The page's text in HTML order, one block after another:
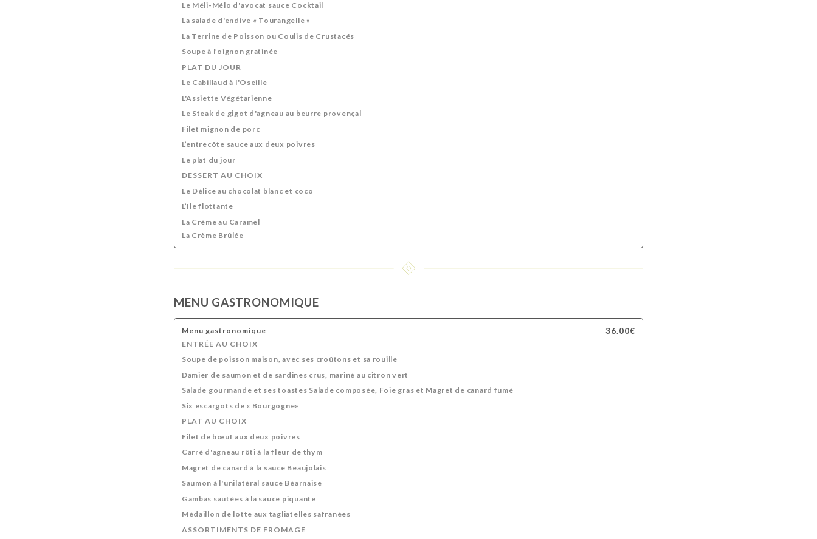
Le Méli-Mélo d'avocat sauce Cocktail
La salade d'endive « Tourangelle »
La Terrine de Poisson ou Coulis de Crustacés
Soupe à l’oignon gratinée
PLAT DU JOUR
Le Cabillaud à l'Oseille
L'Assiette Végétarienne
Le Steak de gigot d'agneau au beurre provençal
Filet mignon de porc
L’entrecôte sauce aux deux poivres
Le plat du jour
DESSERT AU CHOIX
Le Délice au chocolat blanc et coco
L’Île flottante
La Crème au Caramel
La Crème Brûlée
MENU GASTRONOMIQUE
Menu gastronomique 36.00€
ENTRÉE AU CHOIX
Soupe de poisson maison, avec ses croûtons et sa rouille
Damier de saumon et de sardines crus, mariné au citron vert
Salade gourmande et ses toastes Salade composée, Foie gras et Magret de canard fumé
Six escargots de « Bourgogne»
PLAT AU CHOIX
Filet de bœuf aux deux poivres
Carré d'agneau rôti à la fleur de thym
Magret de canard à la sauce Beaujolais
Saumon à l'unilatéral sauce Béarnaise
Gambas sautées à la sauce piquante
Médaillon de lotte aux tagliatelles safranées
ASSORTIMENTS DE FROMAGE